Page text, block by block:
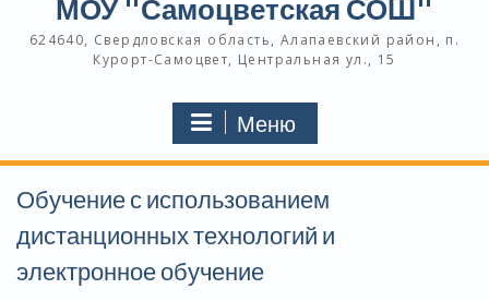
МОУ "Самоцветская СОШ"
624640, Свердловская область, Алапаевский район, п.
Курорт-Самоцвет, Центральная ул., 15
Меню
Обучение с использованием
дистанционных технологий и
электронное обучение